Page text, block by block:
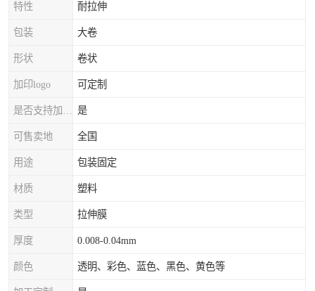
特性 耐拉伸
包装 大卷
形状 卷状
加印logo 可定制
是
可售卖地 全国
用途 包装固定
材质 塑料
类型 拉伸膜
厚度 0.008-0.04mm
颜色 透明、彩色、蓝色、黑色、黄色等